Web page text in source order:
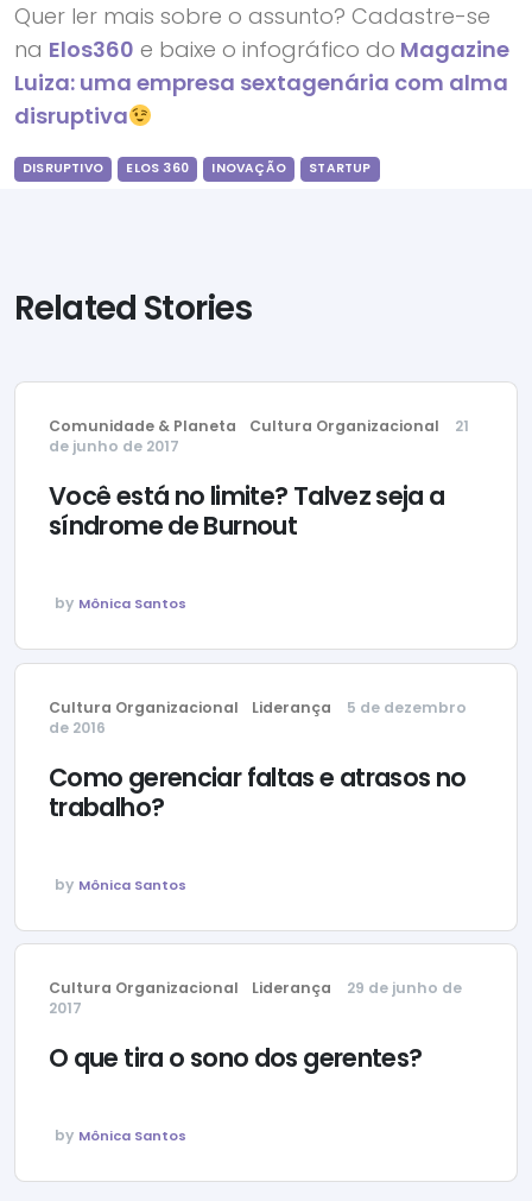
Quer ler mais sobre o assunto? Cadastre-se
na Elos360 e baixe o infográfico do Magazine
Luiza: uma empresa sextagenária com alma
disruptiva
DISRUPTIVO ELOS 360 INOVAÇÃO STARTUP
Related Stories
Comunidade & Planeta Cultura Organizacional
21
de junho de 2017
Você está no limite? Talvez seja a
síndrome de Burnout
by Mônica Santos
Cultura Organizacional Liderança
5 de dezembro
de 2016
Como gerenciar faltas e atrasos no
trabalho?
by Mônica Santos
Cultura Organizacional Liderança
29 de junho de
2017
O que tira o sono dos gerentes?
by Mônica Santos